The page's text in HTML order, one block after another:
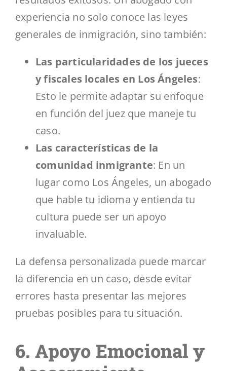
experiencia no solo conoce las leyes
generales de inmigración, sino también:
Las particularidades de los jueces
y fiscales locales en Los Ángeles:
Esto le permite adaptar su enfoque
en función del juez que maneje tu
caso.
Las características de la
comunidad inmigrante: En un
lugar como Los Ángeles, un abogado
que hable tu idioma y entienda tu
cultura puede ser un apoyo
invaluable.
La defensa personalizada puede marcar
la diferencia en un caso, desde evitar
errores hasta presentar las mejores
pruebas posibles para tu situación.
6. Apoyo Emocional y